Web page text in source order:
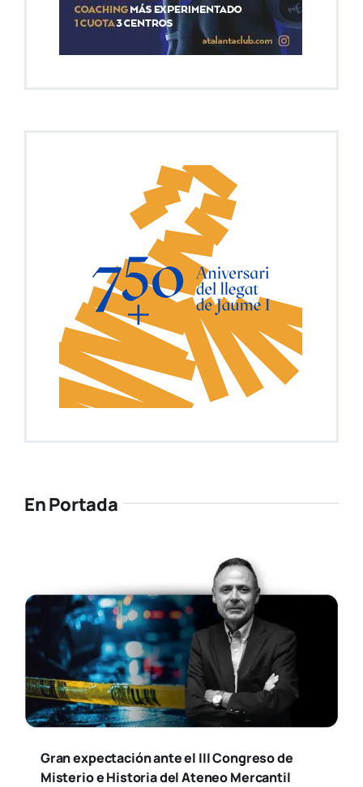
En Portada
Gran expectación ante el III Congreso de
Misterio e Historia del Ateneo Mercantil